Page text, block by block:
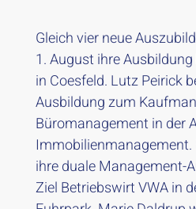
​Gleich vier neue
1. August ihre
in Coesfeld. Lutz Peirick
Ausbildung zum
Büromanagement in der
Immobilienmanagement.
ihre duale Management-
Ziel Betriebswirt VWA in